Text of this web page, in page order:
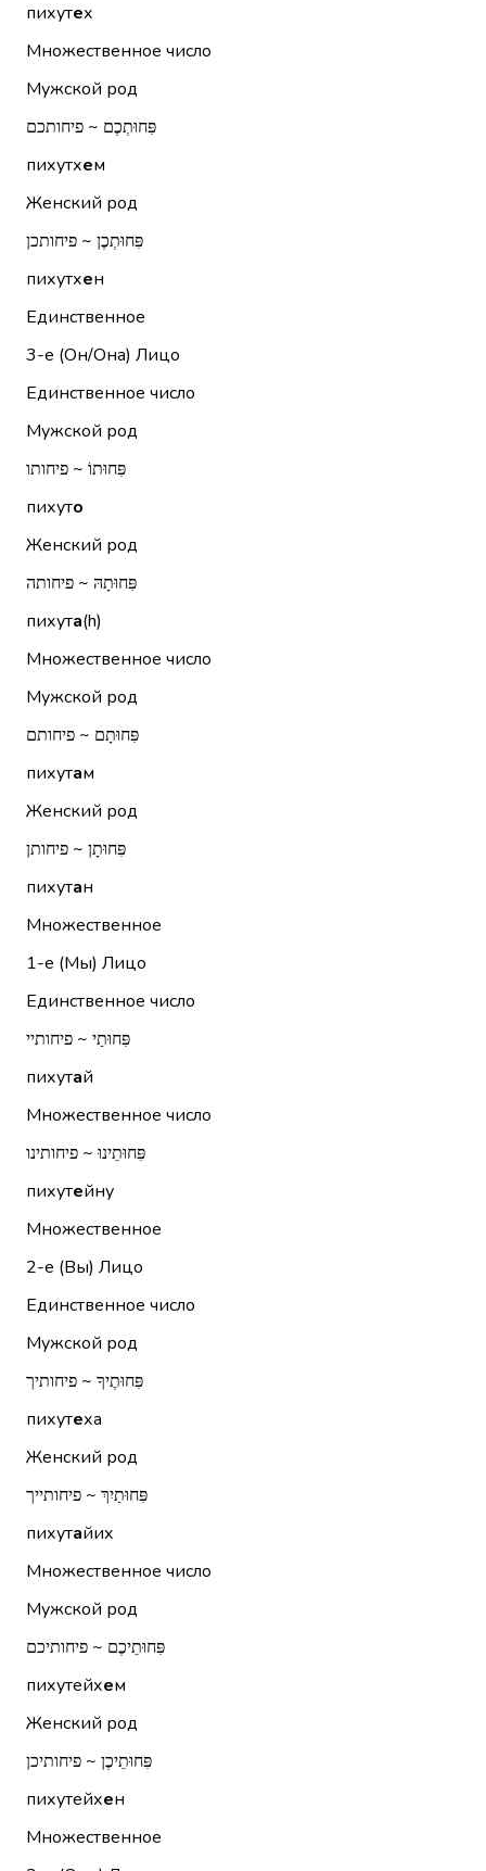
пихутех
Множественное число
Мужской род
פִּחוּתְכֶם ~ פיחותכם
пихутхем
Женский род
פִּחוּתְכֶן ~ פיחותכן
пихутхен
Единственное
3-е (Он/Она) Лицо
Единственное число
Мужской род
פִּחוּתוֹ ~ פיחותו
пихуто
Женский род
פִּחוּתָהּ ~ פיחותה
пихута(h)
Множественное число
Мужской род
פִּחוּתָם ~ פיחותם
пихутам
Женский род
פִּחוּתָן ~ פיחותן
пихутан
Множественное
1-е (Мы) Лицо
Единственное число
פִּחוּתַי ~ פיחותיי
пихутай
Множественное число
פִּחוּתֵינוּ ~ פיחותינו
пихутейну
Множественное
2-е (Вы) Лицо
Единственное число
Мужской род
פִּחוּתֶיךָ ~ פיחותיך
пихутеха
Женский род
פִּחוּתַיִךְ ~ פיחותייך
пихутайих
Множественное число
Мужской род
פִּחוּתֵיכֶם ~ פיחותיכם
пихутейхем
Женский род
פִּחוּתֵיכֶן ~ פיחותיכן
пихутейхен
Множественное